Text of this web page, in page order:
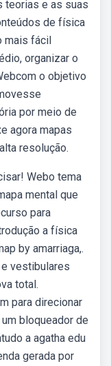
teorias e as suas
de física
mais fácil
organizar o
o objetivo
por meio de
agora mapas
resolução.
Webo tema
mental que
para
a física
by amarriaga,.
e vestibulares
total.
para direcionar
bloqueador de
a agatha edu
gerada por